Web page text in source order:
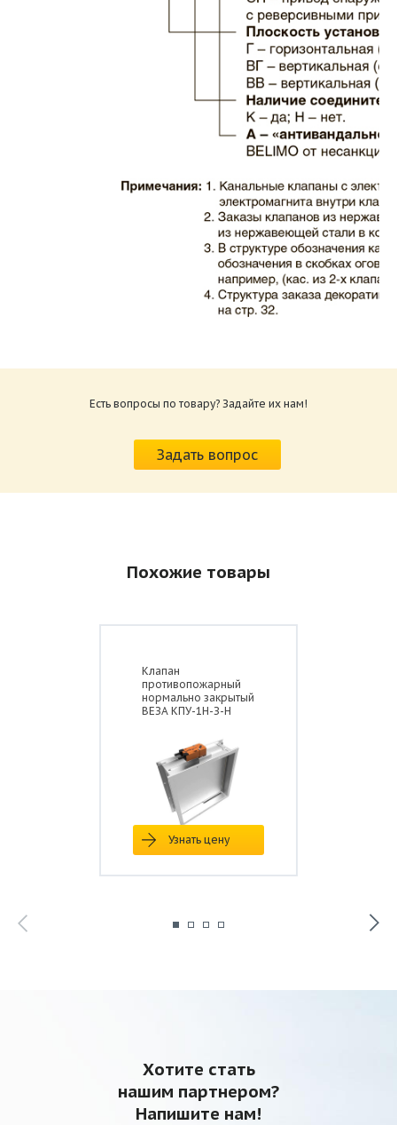
Схема конструкции дымового клапана
реверсивным/электромагнитным приводом
КЛАД-2.pdf
приводов КЛАД-2.pdf
Размер: 259.6 Кб
Есть вопросы по товару? Задайте их нам!
Задать вопрос
Похожие товары
Клапан
противопожарный
нормально закрытый
ВЕЗА КПУ-1Н-З-Н
Узнать цену
Хотите стать
нашим партнером?
Напишите нам!